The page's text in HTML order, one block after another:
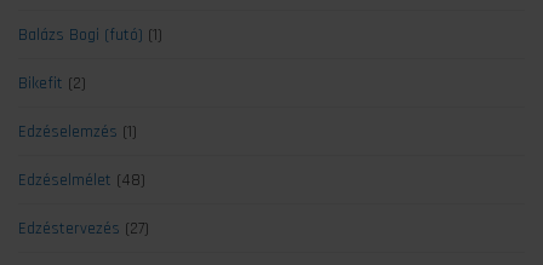
Balázs Bogi (futó) (1)
Bikefit (2)
Edzéselemzés (1)
Edzéselmélet (48)
Edzéstervezés (27)